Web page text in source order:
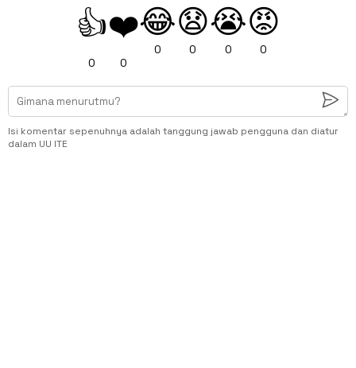
👍
0
❤️
0
😂
0
😧
0
😭
0
😡
0
Isi komentar sepenuhnya adalah tanggung jawab pengguna dan diatur
dalam UU ITE